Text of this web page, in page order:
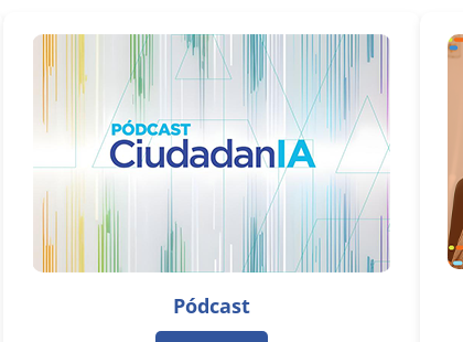
Pódcast